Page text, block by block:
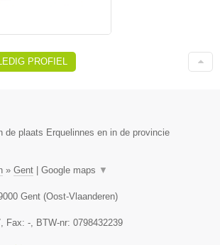
PROFIEL
de plaats Erquelinnes en in de provincie
» Gent Google maps ▼
Gent (Oost-Vlaanderen)
, Fax: -, BTW-nr: 0798432239